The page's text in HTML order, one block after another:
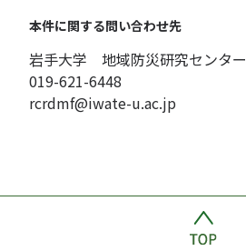
本件に関する問い合わせ先
岩手大学 地域防災研究センター
019-621-6448
rcrdmf@iwate-u.ac.jp